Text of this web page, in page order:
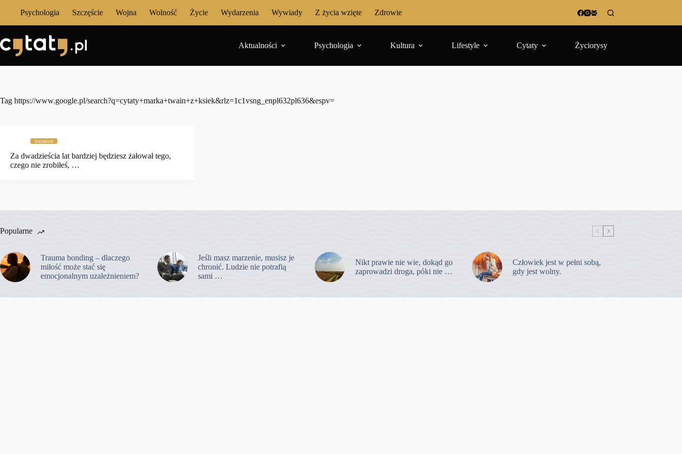
Psychologia Szczęście Wojna Wolność Życie Wydarzenia Wywiady Z życia wzięte Zdrowie
Aktualności Psychologia Kultura Lifestyle Cytaty Życiorysy
Tag https://www.google.pl/search?q=cytaty+marka+twain+z+ksiek&rlz=1c1vsng_enpl632pl636&espv=
Szczęście
Za dwadzieścia lat bar­dziej będziesz żałował te­go,
cze­go nie zro­biłeś, …
Popularne
Trauma bonding – dlaczego
miłość może stać się
emocjonalnym uzależnieniem?
Jeśli masz marzenie, musisz je
chronić. Ludzie nie potrafią
sami …
Nikt prawie nie wie, dokąd go
zaprowadzi droga, póki nie …
Człowiek jest w pełni sobą,
gdy jest wolny.